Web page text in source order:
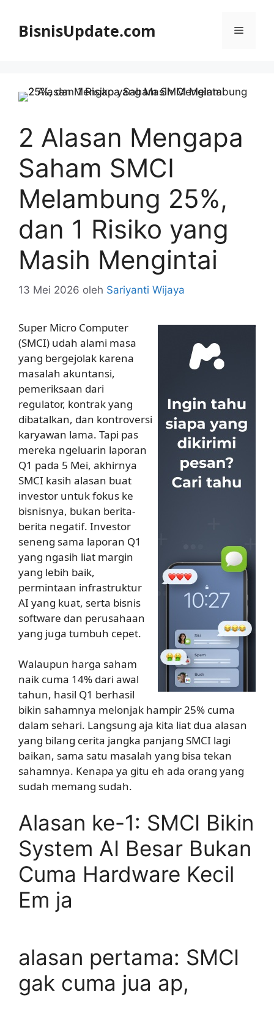
BisnisUpdate.com Menu
2 Alasan Mengapa
Saham SMCI
Melambung 25%,
dan 1 Risiko yang
Masih Mengintai
13 Mei 2026 oleh Sariyanti Wijaya
Super Micro Computer
(SMCI) udah alami masa
yang bergejolak karena
masalah akuntansi,
pemeriksaan dari
regulator, kontrak yang
dibatalkan, dan kontroversi
karyawan lama. Tapi pas
mereka ngeluarin laporan
Q1 pada 5 Mei, akhirnya
SMCI kasih alasan buat
investor untuk fokus ke
bisnisnya, bukan berita-
berita negatif. Investor
seneng sama laporan Q1
yang ngasih liat margin
yang lebih baik,
permintaan infrastruktur
AI yang kuat, serta bisnis
software dan perusahaan
yang juga tumbuh cepet.
Walaupun harga saham
naik cuma 14% dari awal
tahun, hasil Q1 berhasil
bikin sahamnya melonjak hampir 25% cuma
dalam sehari. Langsung aja kita liat dua alasan
yang bilang cerita jangka panjang SMCI lagi
baikan, sama satu masalah yang bisa tekan
sahamnya. Kenapa ya gitu eh ada orang yang
sudah memang sudah.
Alasan ke-1: SMCI Bikin
System AI Besar Bukan
Cuma Hardware Kecil
Em ja
alasan pertama: SMCI
gak cuma jua ap,